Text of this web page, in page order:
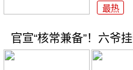
最热
官宣“核常兼备”！六爷